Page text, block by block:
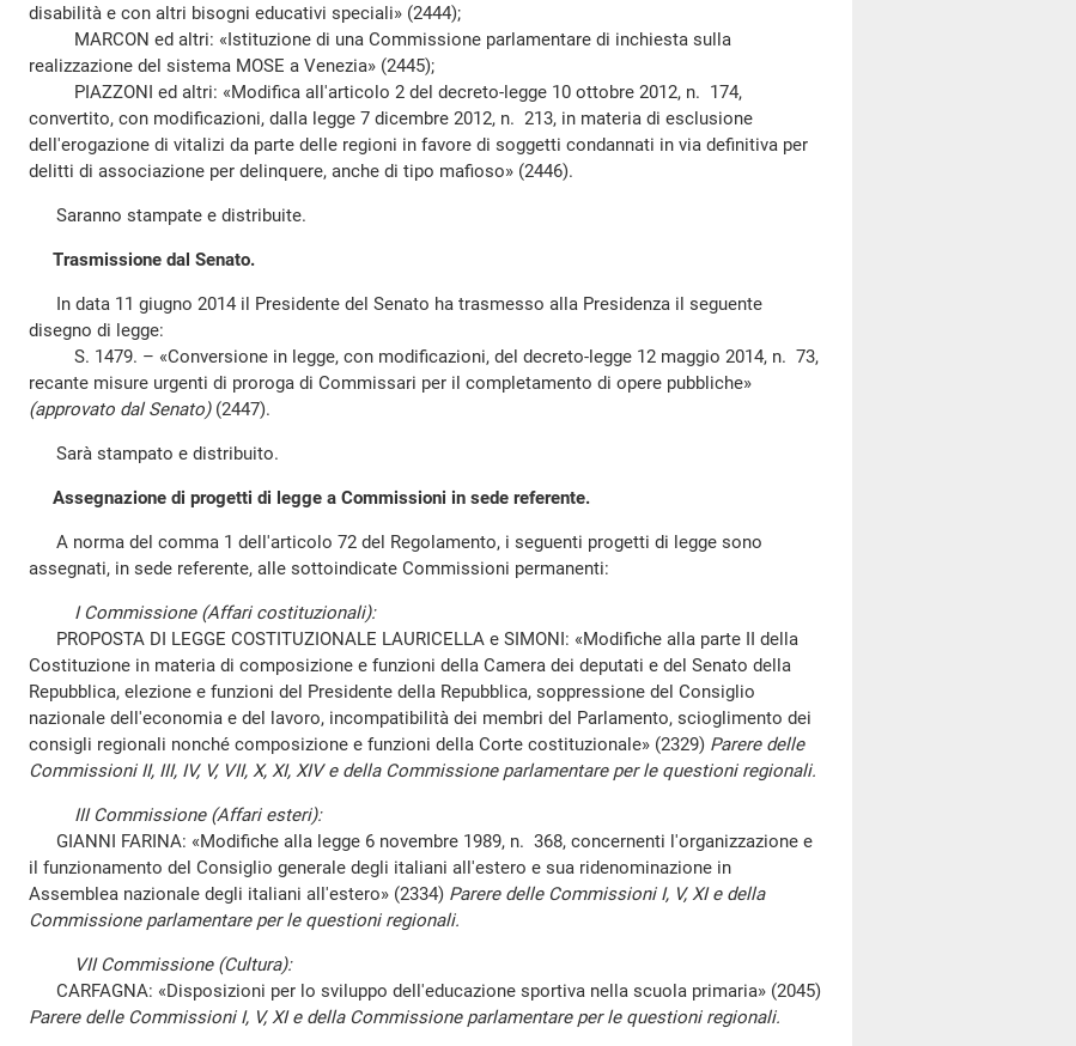
disabilità e con altri bisogni educativi speciali» (2444);
MARCON ed altri: «Istituzione di una Commissione parlamentare di inchiesta sulla
realizzazione del sistema MOSE a Venezia» (2445);
PIAZZONI ed altri: «Modifica all'articolo 2 del decreto-legge 10 ottobre 2012, n. 174,
convertito, con modificazioni, dalla legge 7 dicembre 2012, n. 213, in materia di esclusione
dell'erogazione di vitalizi da parte delle regioni in favore di soggetti condannati in via definitiva per
delitti di associazione per delinquere, anche di tipo mafioso» (2446).
Saranno stampate e distribuite.
Trasmissione dal Senato.
In data 11 giugno 2014 il Presidente del Senato ha trasmesso alla Presidenza il seguente
disegno di legge:
S. 1479. – «Conversione in legge, con modificazioni, del decreto-legge 12 maggio 2014, n. 73,
recante misure urgenti di proroga di Commissari per il completamento di opere pubbliche»
(approvato dal Senato)(2447).
Sarà stampato e distribuito.
Assegnazione di progetti di legge a Commissioni in sede referente.
A norma del comma 1 dell'articolo 72 del Regolamento, i seguenti progetti di legge sono
assegnati, in sede referente, alle sottoindicate Commissioni permanenti:
I Commissione (Affari costituzionali):
PROPOSTA DI LEGGE COSTITUZIONALE LAURICELLA e SIMONI: «Modifiche alla parte II della
Costituzione in materia di composizione e funzioni della Camera dei deputati e del Senato della
Repubblica, elezione e funzioni del Presidente della Repubblica, soppressione del Consiglio
nazionale dell'economia e del lavoro, incompatibilità dei membri del Parlamento, scioglimento dei
consigli regionali nonché composizione e funzioni della Corte costituzionale» (2329) Parere delle
Commissioni II, III, IV, V, VII, X, XI, XIV e della Commissione parlamentare per le questioni regionali.
III Commissione (Affari esteri):
GIANNI FARINA: «Modifiche alla legge 6 novembre 1989, n. 368, concernenti l'organizzazione e
il funzionamento del Consiglio generale degli italiani all'estero e sua ridenominazione in
Assemblea nazionale degli italiani all'estero» (2334) Parere delle Commissioni I, V, XI e della
Commissione parlamentare per le questioni regionali.
VII Commissione (Cultura):
CARFAGNA: «Disposizioni per lo sviluppo dell'educazione sportiva nella scuola primaria» (2045)
Parere delle Commissioni I, V, XI e della Commissione parlamentare per le questioni regionali.